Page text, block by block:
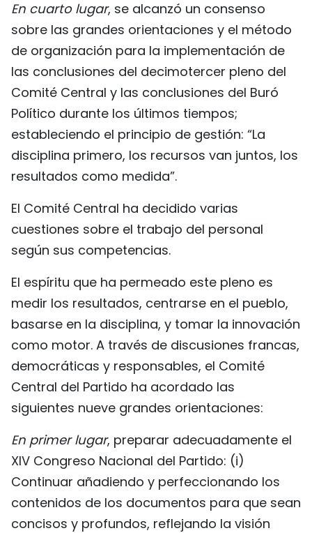
En cuarto lugar, se alcanzó un consenso
sobre las grandes orientaciones y el método
de organización para la implementación de
las conclusiones del decimotercer pleno del
Comité Central y las conclusiones del Buró
Político durante los últimos tiempos;
estableciendo el principio de gestión: “La
disciplina primero, los recursos van juntos, los
resultados como medida”.
El Comité Central ha decidido varias
cuestiones sobre el trabajo del personal
según sus competencias.
El espíritu que ha permeado este pleno es
medir los resultados, centrarse en el pueblo,
basarse en la disciplina, y tomar la innovación
como motor. A través de discusiones francas,
democráticas y responsables, el Comité
Central del Partido ha acordado las
siguientes nueve grandes orientaciones:
En primer lugar, preparar adecuadamente el
XIV Congreso Nacional del Partido: (i)
Continuar añadiendo y perfeccionando los
contenidos de los documentos para que sean
concisos y profundos, reflejando la visión